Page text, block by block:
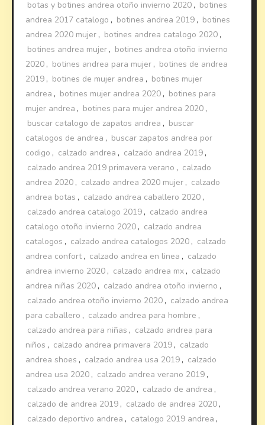
botas y botines andrea otoño invierno 2020 , botines
andrea 2017 catalogo , botines andrea 2019 , botines
andrea 2020 mujer , botines andrea catalogo 2020 ,
botines andrea mujer , botines andrea otoño invierno
2020 , botines andrea para mujer , botines de andrea
2019 , botines de mujer andrea , botines mujer
andrea , botines mujer andrea 2020 , botines para
mujer andrea , botines para mujer andrea 2020 ,
buscar catalogo de zapatos andrea , buscar
catalogos de andrea , buscar zapatos andrea por
codigo , calzado andrea , calzado andrea 2019 ,
calzado andrea 2019 primavera verano , calzado
andrea 2020 , calzado andrea 2020 mujer , calzado
andrea botas , calzado andrea caballero 2020 ,
calzado andrea catalogo 2019 , calzado andrea
catalogo otoño invierno 2020 , calzado andrea
catalogos , calzado andrea catalogos 2020 , calzado
andrea confort, calzado andrea en linea , calzado
andrea invierno 2020 , calzado andrea mx , calzado
andrea niñas 2020 , calzado andrea otoño invierno ,
calzado andrea otoño invierno 2020 , calzado andrea
para caballero , calzado andrea para hombre ,
calzado andrea para niñas , calzado andrea para
niños , calzado andrea primavera 2019 , calzado
andrea shoes , calzado andrea usa 2019 , calzado
andrea usa 2020 , calzado andrea verano 2019 ,
calzado andrea verano 2020 , calzado de andrea ,
calzado de andrea 2019 , calzado de andrea 2020 ,
calzado deportivo andrea , catalogo 2019 andrea ,